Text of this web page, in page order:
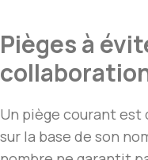
Pièges à
Un piège courant est
sur la base de son